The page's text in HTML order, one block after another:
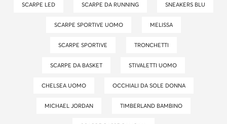
SCARPE LED SCARPE DA RUNNING SNEAKERS BLU
SCARPE SPORTIVE UOMO MELISSA
SCARPE SPORTIVE TRONCHETTI
SCARPE DA BASKET STIVALETTI UOMO
CHELSEA UOMO OCCHIALI DA SOLE DONNA
MICHAEL JORDAN TIMBERLAND BAMBINO